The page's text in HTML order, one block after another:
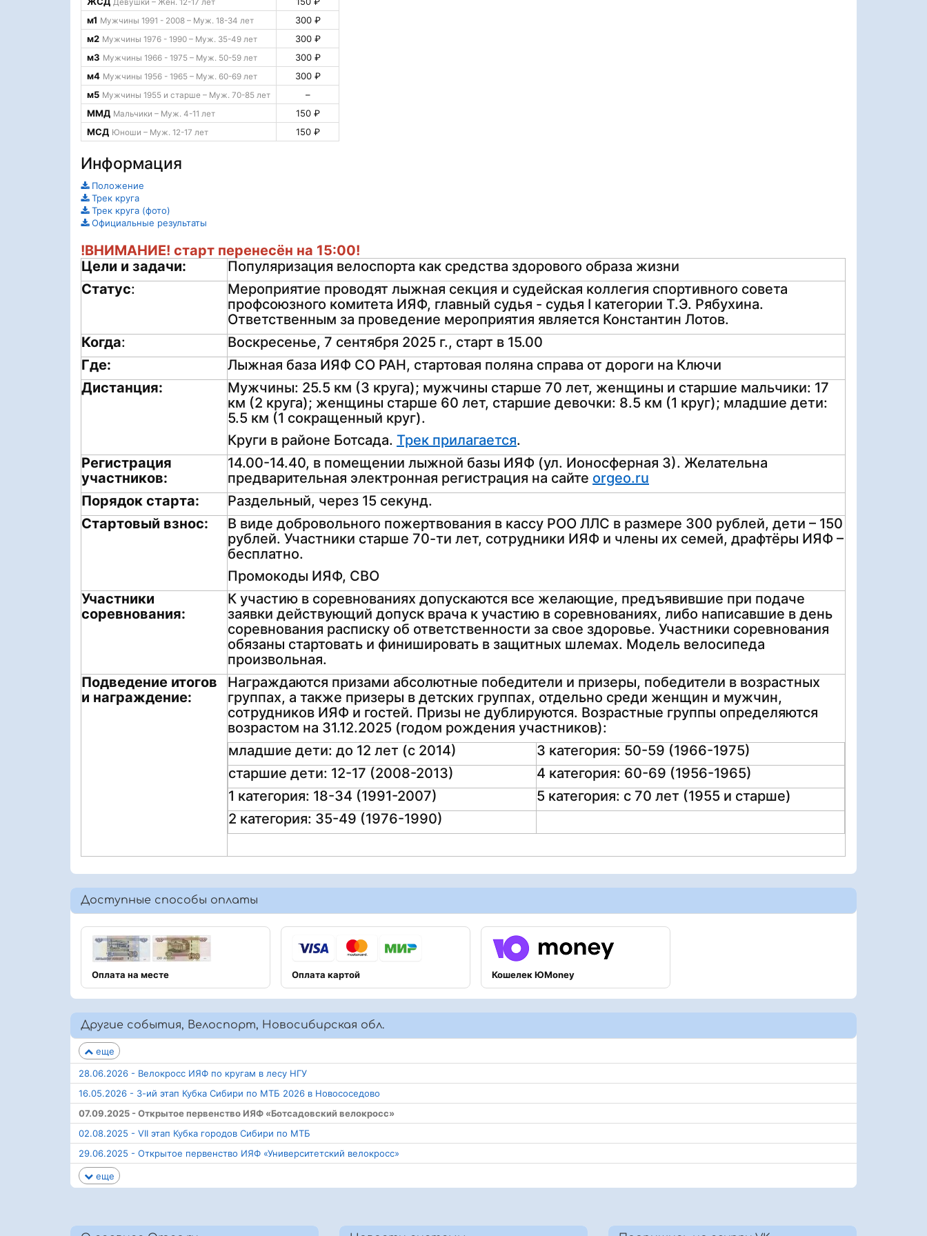
Девушки – Жен. 12-17 лет
м1 Мужчины 1991 - 2008 – Муж. 18-34 лет
300 ₽
м2 Мужчины 1976 - 1990 – Муж. 35-49 лет
300 ₽
м3 Мужчины 1966 - 1975 – Муж. 50-59 лет
300 ₽
м4 Мужчины 1956 - 1965 – Муж. 60-69 лет
300 ₽
м5 Мужчины 1955 и старше – Муж. 70-85 лет
–
ММД Мальчики – Муж. 4-11 лет
150 ₽
МСД Юноши – Муж. 12-17 лет 150 ₽
Информация
Положение
Трек круга
Трек круга (фото)
Официальные результаты
!ВНИМАНИЕ! старт перенесён на 15:00!
Цели и задачи:
Популяризация велоспорта как средства здорового образа жизни
Статус:
Мероприятие проводят лыжная секция и судейская коллегия спортивного совета
профсоюзного комитета ИЯФ, главный судья - судья I категории Т.Э. Рябухина.
Ответственным за проведение мероприятия является Константин Лотов.
Когда:
Воскресенье, 7 сентября 2025 г., старт в 15.00
Где:
Лыжная база ИЯФ СО РАН, стартовая поляна справа от дороги на Ключи
Дистанция:
Мужчины: 25.5 км (3 круга); мужчины старше 70 лет, женщины и старшие мальчики: 17
км (2 круга); женщины старше 60 лет, старшие девочки: 8.5 км (1 круг); младшие дети:
5.5 км (1 сокращенный круг).
Круги в районе Ботсада. Трек прилагается.
Регистрация
участников:
14.00-14.40, в помещении лыжной базы ИЯФ (ул. Ионосферная 3). Желательна
предварительная электронная регистрация на сайте orgeo.ru
Порядок старта:
Раздельный, через 15 секунд.
Стартовый взнос:
В виде добровольного пожертвования в кассу РОО ЛЛС в размере 300 рублей, дети – 150
рублей. Участники старше 70-ти лет, сотрудники ИЯФ и члены их семей, драфтёры ИЯФ –
бесплатно.
Промокоды ИЯФ, СВО
Участники
соревнования:
К участию в соревнованиях допускаются все желающие, предъявившие при подаче
заявки действующий допуск врача к участию в соревнованиях, либо написавшие в день
соревнования расписку об ответственности за свое здоровье. Участники соревнования
обязаны стартовать и финишировать в защитных шлемах. Модель велосипеда
произвольная.
Подведение итогов
и награждение:
Награждаются призами абсолютные победители и призеры, победители в возрастных
группах, а также призеры в детских группах, отдельно среди женщин и мужчин,
сотрудников ИЯФ и гостей. Призы не дублируются. Возрастные группы определяются
возрастом на 31.12.2025 (годом рождения участников):
младшие дети: до 12 лет (с 2014)
3 категория: 50-59 (1966-1975)
старшие дети: 12-17 (2008-2013)
4 категория: 60-69 (1956-1965)
1 категория: 18-34 (1991-2007)
5 категория: с 70 лет (1955 и старше)
2 категория: 35-49 (1976-1990)
Доступные способы оплаты
Оплата на месте Оплата картой Кошелек ЮMoney
Другие события, Велоспорт, Новосибирская обл.
еще
28.06.2026 - Велокросс ИЯФ по кругам в лесу НГУ
16.05.2026 - 3-ий этап Кубка Сибири по МТБ 2026 в Новососедово
07.09.2025 - Открытое первенство ИЯФ «Ботсадовский велокросс»
02.08.2025 - VII этап Кубка городов Сибири по МТБ
29.06.2025 - Открытое первенство ИЯФ «Университетский велокросс»
еще